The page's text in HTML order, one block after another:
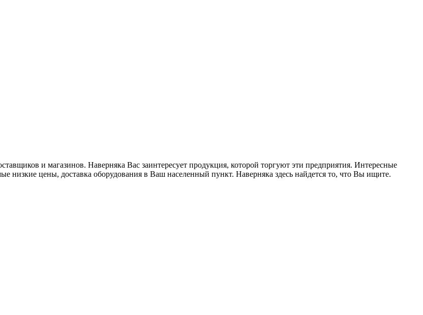
и магазинов. Наверняка Вас заинтересует продукция, которой торгуют эти предприятия. Интересные
низкие цены, доставка оборудования в Ваш населенный пункт. Наверняка здесь найдется то, что Вы ищите.